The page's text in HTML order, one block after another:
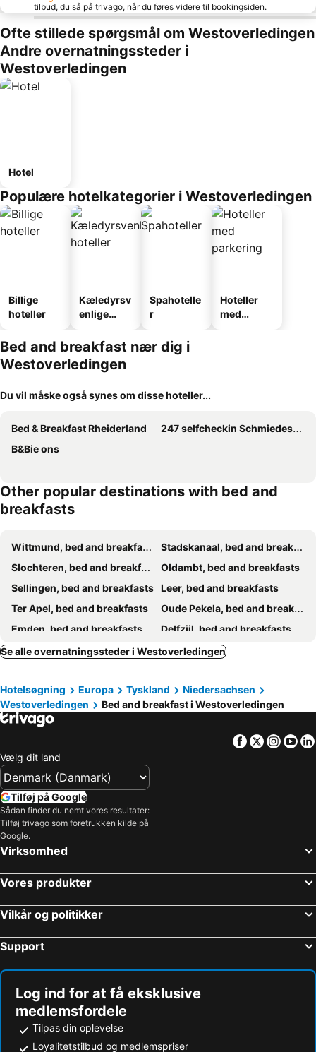
tilbud, du så på trivago, når du føres videre til bookingsiden.
Ofte stillede spørgsmål om Westoverledingen
Andre overnatningssteder i
Westoverledingen
Hotel
Populære hotelkategorier i Westoverledingen
Billige
hoteller
Kæledyrsv
enlige
Spahotelle
r
Hoteller
med
Bed and breakfast nær dig i
Westoverledingen
Du vil måske også synes om disse hoteller...
Bed & Breakfast Rheiderland
247 selfcheckin Schmiedestrasse
B&Bie ons
Other popular destinations with bed and
breakfasts
Wittmund, bed and breakfasts
Stadskanaal, bed and breakfasts
Slochteren, bed and breakfasts
Oldambt, bed and breakfasts
Sellingen, bed and breakfasts Leer, bed and breakfasts
Ter Apel, bed and breakfasts
Oude Pekela, bed and breakfasts
Emden, bed and breakfasts
Delfzijl, bed and breakfasts
Hinte, bed and breakfasts
Krummhörn, bed and breakfasts
Gasselte, bed and breakfasts
Bourtange, bed and breakfasts
Wiesmoor, bed and breakfasts
Gieten, bed and breakfasts
Winschoten, bed and breakfasts
Vlagtwedde, bed and breakfasts
Bellingwolde, bed and breakfasts
Großefehn, bed and breakfasts
Wiefelstede, bed and breakfasts
Bad Zwischenahn, bed and breakfasts
Bellingwedde, bed and breakfasts
Valthermond, bed and breakfasts
Se alle overnatningssteder i Westoverledingen
Hotelsøgning Europa Tyskland
Niedersachsen
Westoverledingen
Bed and breakfast i Westoverledingen
Facebook
Twitter
Vælg dit land
Tilføj på Google
Sådan finder du nemt vores resultater:
Tilføj trivago som foretrukken kilde på
Google.
Virksomhed
Vores produkter
Vilkår og politikker
Support
Log ind for at få eksklusive
medlemsfordele
Tilpas din oplevelse
Loyalitetstilbud og medlemspriser